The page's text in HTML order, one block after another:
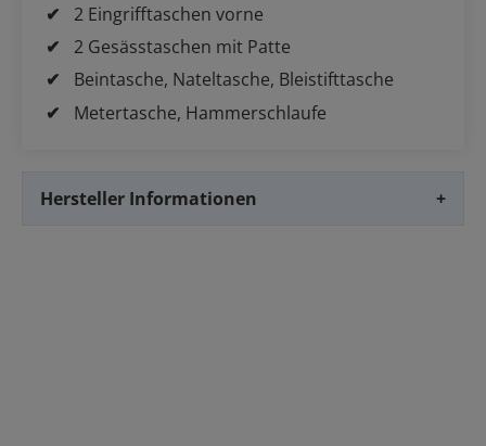
2 Eingrifftaschen vorne
2 Gesässtaschen mit Patte
Beintasche, Nateltasche, Bleistifttasche
Metertasche, Hammerschlaufe
Hersteller Informationen +